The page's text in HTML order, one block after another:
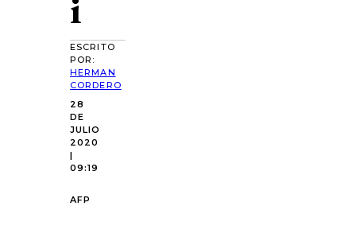
ESCRITO
POR:
HERMAN
CORDERO
28
DE
JULIO
2020
|
09:19
AFP